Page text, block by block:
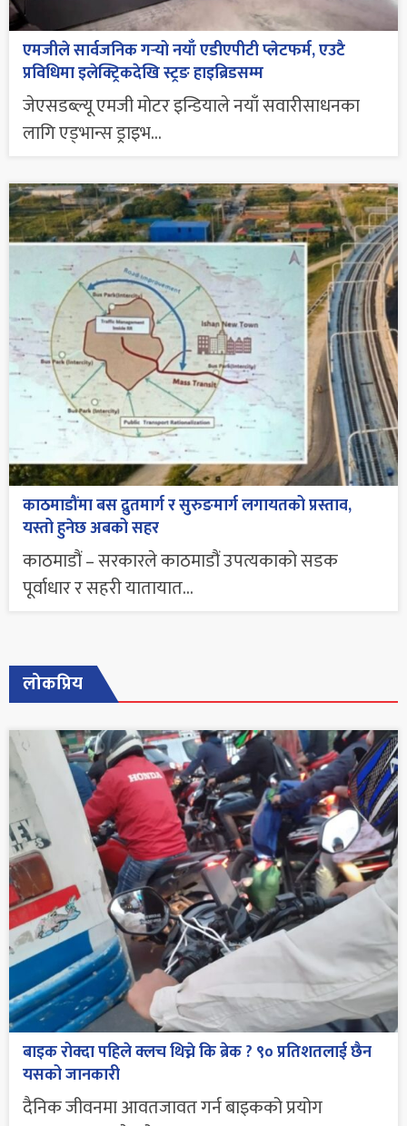
एमजीले सार्वजनिक गर्‍यो नयाँ एडीएपीटी प्लेटफर्म, एउटै
प्रविधिमा इलेक्ट्रिकदेखि स्ट्रङ हाइब्रिडसम्म
जेएसडब्ल्यू एमजी मोटर इन्डियाले नयाँ सवारीसाधनका
लागि एड्भान्स ड्राइभ...
काठमाडौंमा बस द्रुतमार्ग र सुरुङमार्ग लगायतको प्रस्ताव,
यस्तो हुनेछ अबको सहर
काठमाडौं – सरकारले काठमाडौं उपत्यकाको सडक
पूर्वाधार र सहरी यातायात...
लोकप्रिय
बाइक रोक्दा पहिले क्लच थिच्ने कि ब्रेक ? ९० प्रतिशतलाई छैन
यसको जानकारी
दैनिक जीवनमा आवतजावत गर्न बाइकको प्रयोग